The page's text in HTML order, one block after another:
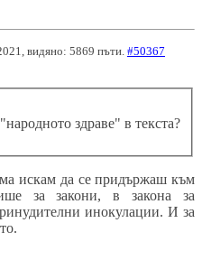
видяно: 5869 пъти. #50367
здраве" в текста?
искам да се придържаш към
за закони, в закона за
инокулации. И за